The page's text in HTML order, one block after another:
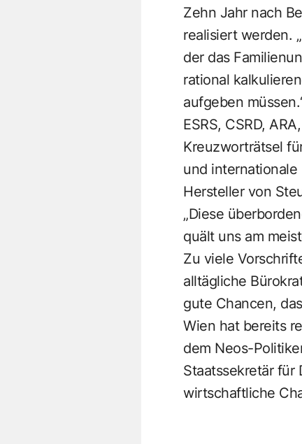
Zehn Jahr nach
realisiert werden.
der das
rational
aufgeben
ESRS, CSRD,
Kreuzworträtsel
und internationale
Hersteller von
„Diese
quält uns am
Zu viele
alltägliche
gute Chancen,
Wien hat bereits
dem Neos-
Staatssekretär für
wirtschaftliche